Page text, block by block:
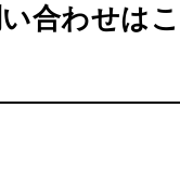
合わせは